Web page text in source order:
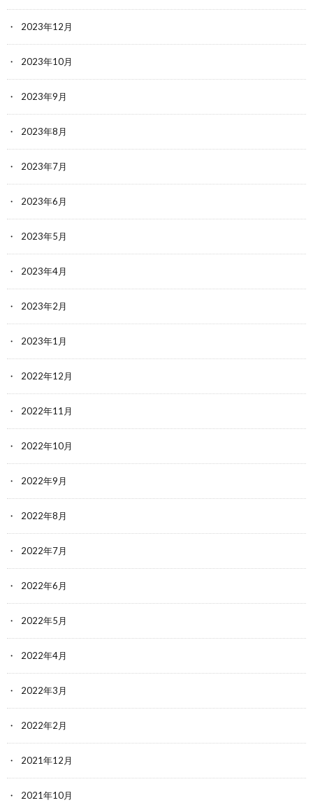
2023年12月
2023年10月
2023年9月
2023年8月
2023年7月
2023年6月
2023年5月
2023年4月
2023年2月
2023年1月
2022年12月
2022年11月
2022年10月
2022年9月
2022年8月
2022年7月
2022年6月
2022年5月
2022年4月
2022年3月
2022年2月
2021年12月
2021年10月